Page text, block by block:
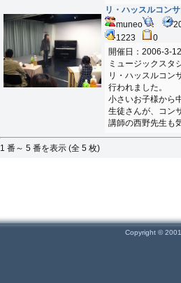
リ・ハッスルコン
muneo
1223
0
開催日：2006-3-12
ミュージックスタ
リ・ハッスルコン
行われました。
小さいお子様から
生徒さんが、コン
講師の西野先生も
1 番～ 5 番を表示 (全 5 枚)
Copyright ©